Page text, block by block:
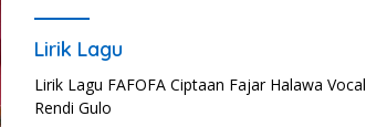
Lirik Lagu
Lirik Lagu FAFOFA Ciptaan Fajar Halawa Vocal
Rendi Gulo